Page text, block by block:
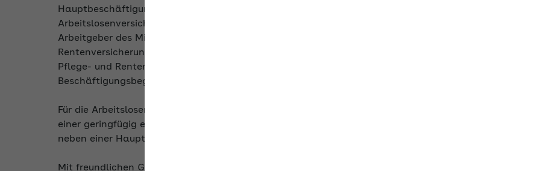
Hauptbeschäftigung kann
Arbeitslosenversicherung ausgeübt werden. Somit sind aus der „ersten“ geringfügigen Beschäftigung
Arbeitgeber des Minijobs Pauschalbeiträge zu berechnen und vom Versicherten ist der Differenzbetrag
Rentenversicherung zu tragen. Jeder weitere Minijob wird mit der Hauptbeschäftigung in den Zweigen
Pflege- und Rentenversicherung zusammengerechnet. Hierbei ist für die Reihenfolge der jeweilige
Beschäftigungsbeginn maßgebend.
Für die Arbeitslosenversicherung erfolgt keine Zusammenrechnung einer versicherungspflichtigen
einer geringfügig entlohnten Beschäftigung. Hier werden auch mehrere geringfügig entlohnte
neben einer Hauptbeschäftigung ausgeübt werden, nicht zusammengerechnet.
Mit freundlichen Grüßen